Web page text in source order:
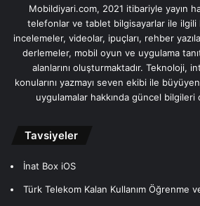
Mobildiyari.com, 2021 itibariyle yayın
telefonlar ve tablet bilgisayarlar ile ilgili
incelemeler, videolar, ipuçları, rehber
derlemeler, mobil oyun ve uygulama
alanlarını oluşturmaktadır. Teknoloji,
konularını yazmayı seven ekibi ile
uygulamalar hakkında güncel bilgileri
Tavsiyeler
İnat Box iOS
Türk Telekom Kalan Kullanım Öğrenme